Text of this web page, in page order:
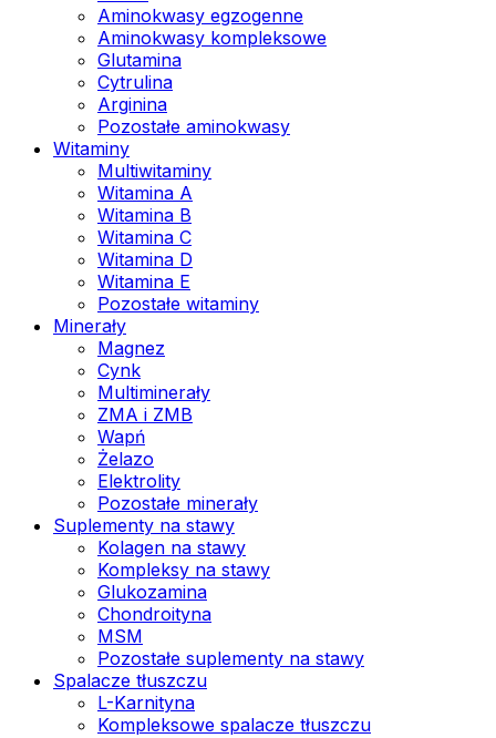
Aminokwasy egzogenne
Aminokwasy kompleksowe
Glutamina
Cytrulina
Arginina
Pozostałe aminokwasy
Witaminy
Multiwitaminy
Witamina A
Witamina B
Witamina C
Witamina D
Witamina E
Pozostałe witaminy
Minerały
Magnez
Cynk
Multiminerały
ZMA i ZMB
Wapń
Żelazo
Elektrolity
Pozostałe minerały
Suplementy na stawy
Kolagen na stawy
Kompleksy na stawy
Glukozamina
Chondroityna
MSM
Pozostałe suplementy na stawy
Spalacze tłuszczu
L-Karnityna
Kompleksowe spalacze tłuszczu